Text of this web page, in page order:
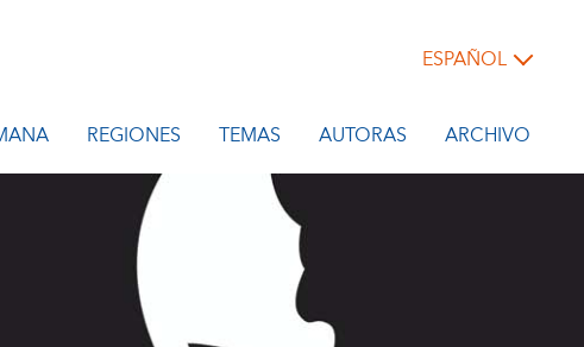
ESPAÑOL
REGIONES TEMAS AUTORAS ARCHIVO